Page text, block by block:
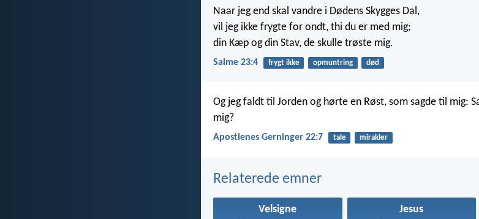
Naar jeg end skal vandre i Dødens Skygges Dal,
vil jeg ikke frygte for ondt, thi du er med mig;
din Kæp og din Stav, de skulle trøste mig.
Salme 23:4 frygt ikke opmuntring død
Og jeg faldt til Jorden og hørte en Røst, som sagde til mig:
mig?
Apostlenes Gerninger 22:7 tale mirakler
Relaterede emner
Velsigne Jesus